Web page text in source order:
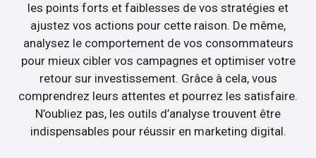
les points forts et faiblesses de vos stratégies et
ajustez vos actions pour cette raison. De même,
analysez le comportement de vos consommateurs
pour mieux cibler vos campagnes et optimiser votre
retour sur investissement. Grâce à cela, vous
comprendrez leurs attentes et pourrez les satisfaire.
N’oubliez pas, les outils d’analyse trouvent être
indispensables pour réussir en marketing digital.